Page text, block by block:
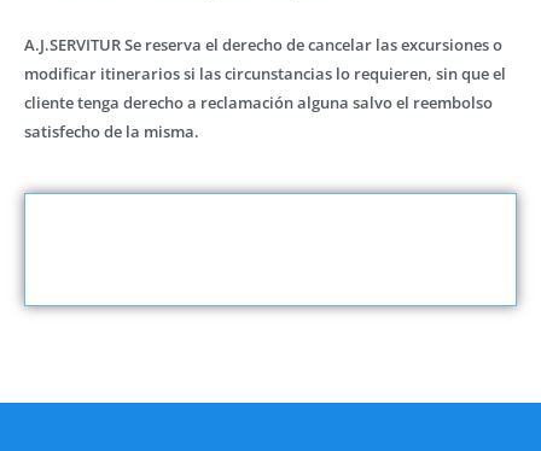
A.J.SERVITUR Se reserva el derecho de cancelar las excursiones o
modificar itinerarios si las circunstancias lo requieren, sin que el
cliente tenga derecho a reclamación alguna salvo el reembolso
satisfecho de la misma.